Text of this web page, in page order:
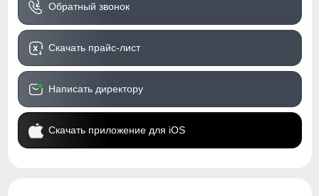
Обратный звонок
Скачать прайс-лист
Написать директору
Скачать приложение для iOS